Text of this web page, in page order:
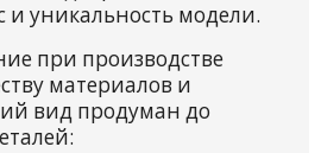
и уникальность модели.
при производстве
материалов и
вид продуман до